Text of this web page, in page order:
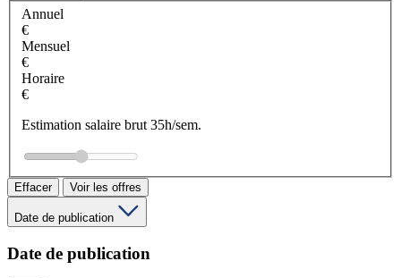
Annuel
€
Mensuel
€
Horaire
€
Estimation salaire brut 35h/sem.
Effacer Voir les offres
Date de publication
Date de publication